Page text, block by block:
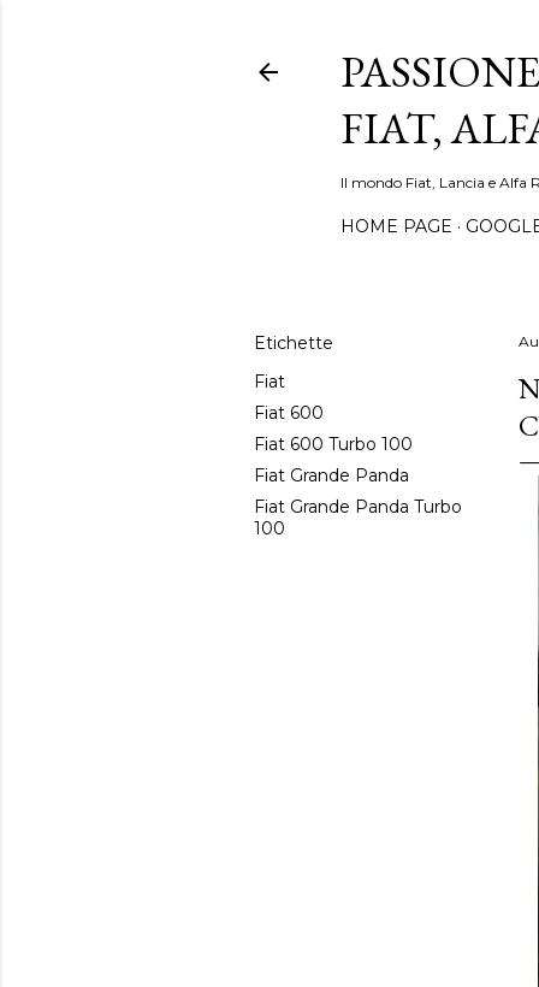
FIAT,
Il mondo Fiat, Lancia e
HOME PAGE
Etichette
Fiat
Fiat 600
Fiat 600 Turbo 100
Fiat Grande Panda
Fiat Grande Panda Turbo
100